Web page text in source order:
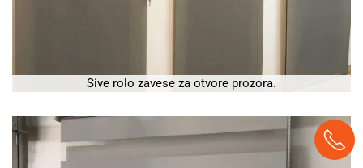
Sive rolo zavese za otvore prozora.